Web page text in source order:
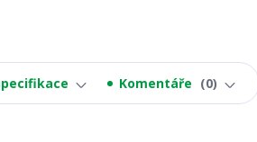
Komentáře 0